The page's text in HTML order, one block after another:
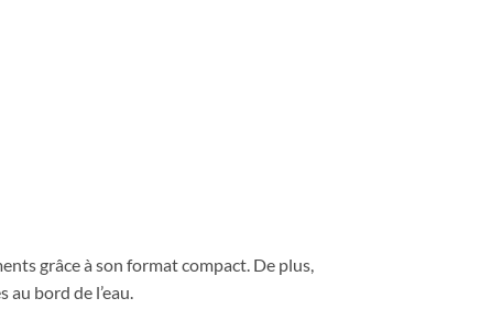
grâce à son format compact. De plus,
bord de l’eau.